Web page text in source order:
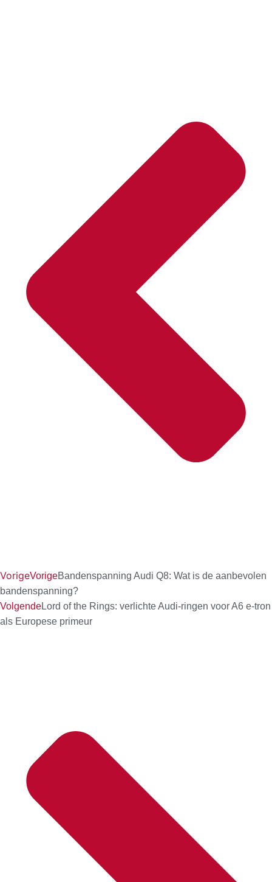
VorigeVorigeBandenspanning Audi Q8: Wat is de aanbevolen
bandenspanning?
VolgendeLord of the Rings: verlichte Audi-ringen voor A6 e-tron
als Europese primeur